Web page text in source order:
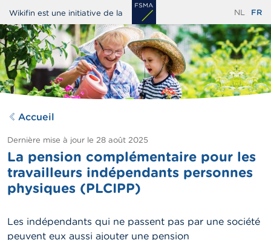
Aller
au
contenu
principal
Wikifin est une initiative de la NL FR
Accueil
Dernière mise à jour le 28 août 2025
La pension complémentaire pour les
travailleurs indépendants personnes
physiques (PLCIPP)
Les indépendants qui ne passent pas par une société
peuvent eux aussi ajouter une pension